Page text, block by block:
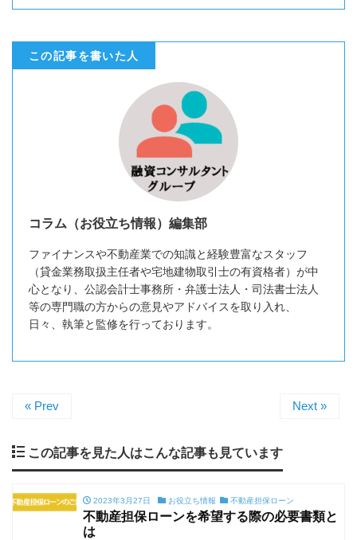
この記事を書いた人
コラム（お役立ち情報）編集部
ファイナンスや不動産業での知識と経験豊富なスタッフ
（貸金業務取扱主任者や宅地建物取引士の有資格者）が中
心となり、公認会計士事務所・弁護士法人・司法書士法人
等の専門職の方からの意見やアドバイスを取り入れ、
日々、執筆と監修を行っております。
« Prev Next »
この記事を見た人はこんな記事も見ています
2023年3月27日 お役立ち情報 不動産担保ローン
不動産担保ローンを希望する際の必要書類と
は